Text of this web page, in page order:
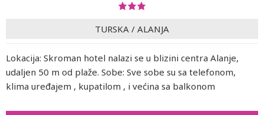
TURSKA / ALANJA
Lokacija: Skroman hotel nalazi se u blizini centra Alanje,
udaljen 50 m od plaže. Sobe: Sve sobe su sa telefonom,
klima uređajem , kupatilom , i većina sa balkonom